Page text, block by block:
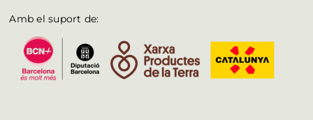
Amb el suport de: